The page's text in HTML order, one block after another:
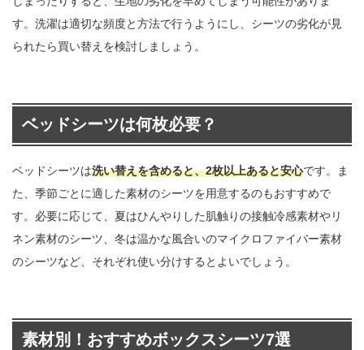
す。洗濯は適切な頻度と方法で行うようにし、シーツの劣化が見
られたら買い替えを検討しましょう。
ベッドシーツは何枚必要？
ベッドシーツは洗い替えを含めると、2枚以上あると安心です。ま
た、季節ごとに適した素材のシーツを用意するのもおすすめで
す。必要に応じて、夏はひんやりした肌触りの接触冷感素材やリ
ネン素材のシーツ、冬は温かな風合いのマイクロファイバー素材
のシーツなど、それぞれ使い分けするとよいでしょう。
素材別！おすすめボックスシーツ7選